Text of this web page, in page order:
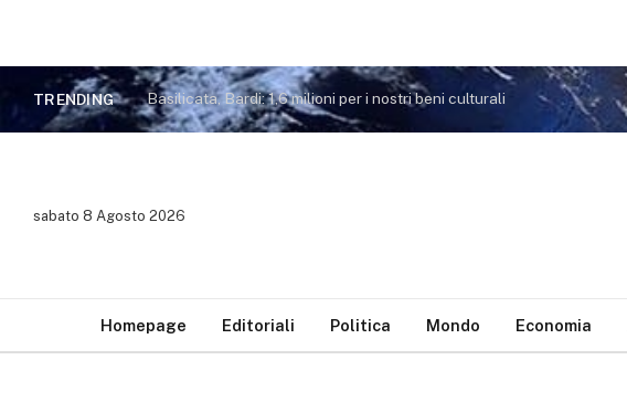
TRENDING Basilicata, Bardi: 1,6 milioni per i nostri beni culturali
sabato 8 Agosto 2026
Homepage Editoriali Politica Mondo Economia